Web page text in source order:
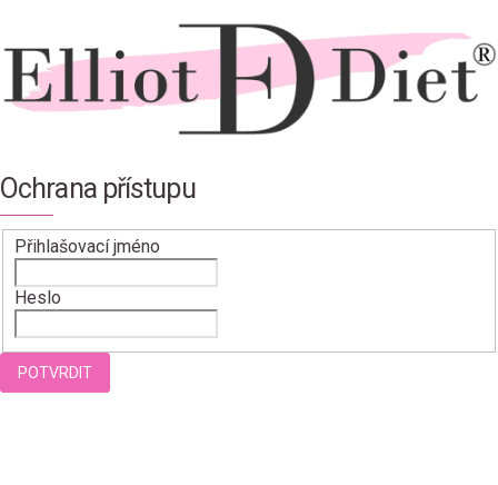
Ochrana přístupu
Přihlašovací jméno
Heslo
POTVRDIT